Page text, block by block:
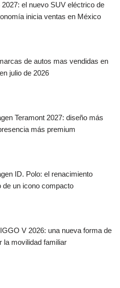
2027: el nuevo SUV eléctrico de
inicia ventas en México
de autos mas vendidas en
julio de 2026
Teramont 2027: diseño más
más premium
ID. Polo: el renacimiento
de un icono compacto
V 2026: una nueva forma de
la movilidad familiar